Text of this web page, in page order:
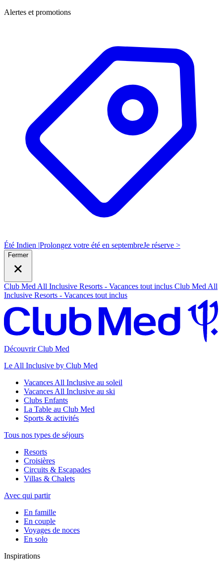
Alertes et promotions
Été Indien |Prolongez votre été en septembreJe réserve >
Fermer
Club Med All Inclusive Resorts - Vacances tout inclus Club Med All
Inclusive Resorts - Vacances tout inclus
Découvrir Club Med
Le All Inclusive by Club Med
Vacances All Inclusive au soleil
Vacances All Inclusive au ski
Clubs Enfants
La Table au Club Med
Sports & activités
Tous nos types de séjours
Resorts
Croisières
Circuits & Escapades
Villas & Chalets
Avec qui partir
En famille
En couple
Voyages de noces
En solo
Inspirations